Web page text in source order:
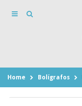
Home Bolígrafos